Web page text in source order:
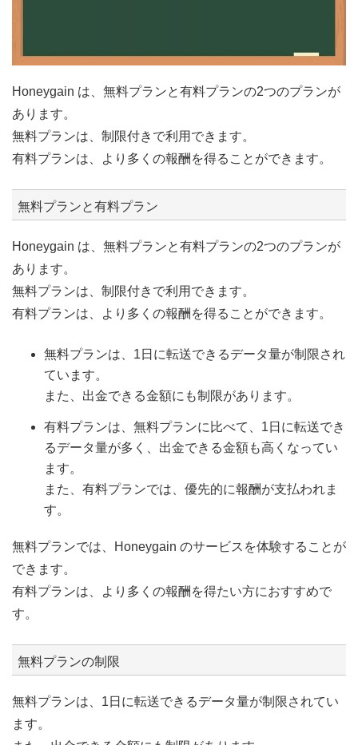
Honeygain は、無料プランと有料プランの2つのプランが
あります。
無料プランは、制限付きで利用できます。
有料プランは、より多くの報酬を得ることができます。
無料プランと有料プラン
Honeygain は、無料プランと有料プランの2つのプランが
あります。
無料プランは、制限付きで利用できます。
有料プランは、より多くの報酬を得ることができます。
無料プランは、1日に転送できるデータ量が制限され
ています。
また、出金できる金額にも制限があります。
有料プランは、無料プランに比べて、1日に転送でき
るデータ量が多く、出金できる金額も高くなってい
ます。
また、有料プランでは、優先的に報酬が支払われま
す。
無料プランでは、Honeygain のサービスを体験することが
できます。
有料プランは、より多くの報酬を得たい方におすすめで
す。
無料プランの制限
無料プランは、1日に転送できるデータ量が制限されてい
ます。